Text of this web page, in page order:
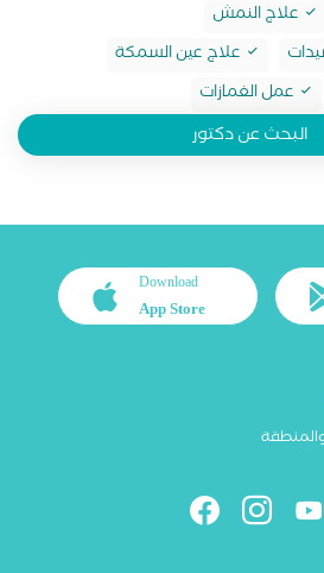
علاج النمش
علاج عين السمكة
عمل الغمازات
البحث عن دكتور
Download
App Store